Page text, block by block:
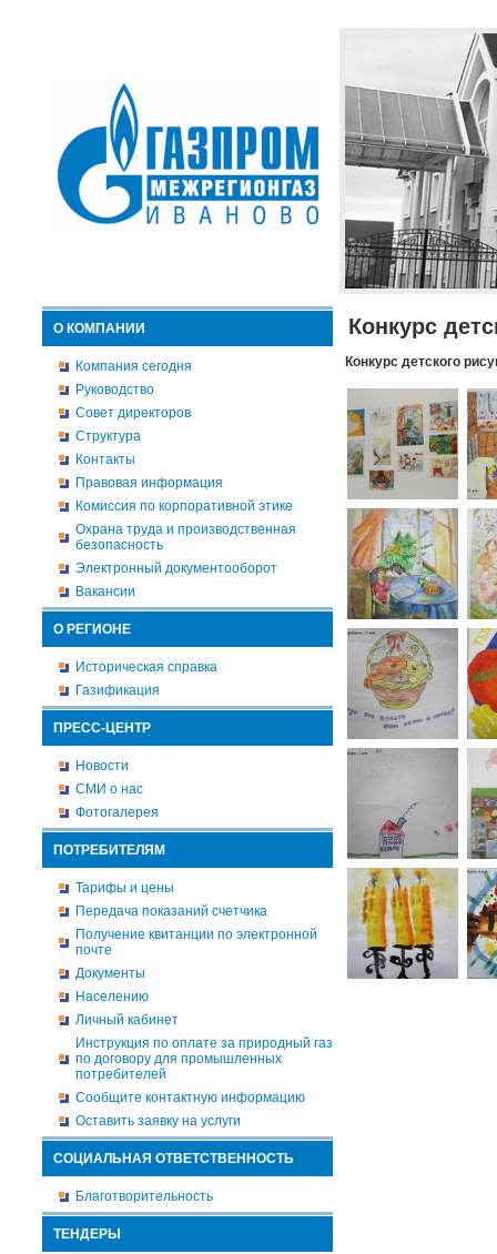
О КОМПАНИИ
Компания сегодня
Руководство
Совет директоров
Структура
Контакты
Правовая информация
Комиссия по корпоративной этике
Охрана труда и производственная
безопасность
Электронный документооборот
Вакансии
О РЕГИОНЕ
Историческая справка
Газификация
ПРЕСС-ЦЕНТР
Новости
СМИ о нас
Фотогалерея
ПОТРЕБИТЕЛЯМ
Тарифы и цены
Передача показаний счетчика
Получение квитанции по электронной
почте
Документы
Населению
Личный кабинет
Инструкция по оплате за природный газ
по договору для промышленных
потребителей
Сообщите контактную информацию
Оставить заявку на услуги
СОЦИАЛЬНАЯ ОТВЕТСТВЕННОСТЬ
Благотворительность
ТЕНДЕРЫ
Конкурс
Конкурс детского